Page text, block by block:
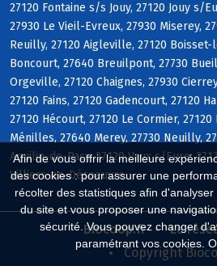
Afin de vous offrir la meilleure
des cookies : pour assurer une
récolter des statistiques afin
du site et vous proposer une
sécurité. Vous pouvez changer
paramétrant vos cookies.
27120 Fontaine s/s Jouy, 27120 Jouy s/
27930 Le Vieil-Evreux, 27930 Miserey,
Reuilly, 27120 Aigleville, 27120 Boisset-
Boncourt, 27640 Breuilpont, 27730
Orgeville, 27120 Chaignes, 27930
27120 Fains, 27120 Gadencourt, 27120
27120 Hécourt, 27120 Le Cormier,
Ménilles, 27640 Merey, 27730 Neuilly,
Aquilin-de-Pacy, 27120 Vaux s/Eure,
Villiers-en-Désoeuvre
Biocoop.fr
Le
Copyright